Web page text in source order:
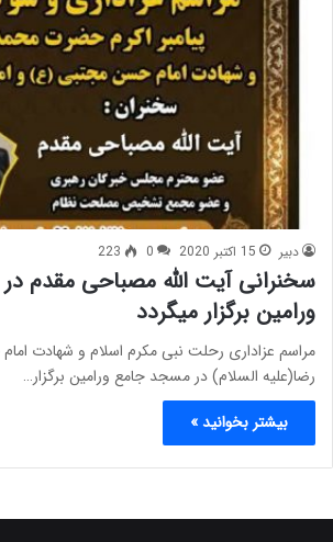
دبیر 15 اکتبر 2020 0
223
سخنرانی آیت الله مصباحی مقدم
ورامین برگزار میگردد
مراسم عزاداری رحلت نبی مکرم اسلام و شهادت
رضا(علیه السلام) در مسجد جامع ورامین برگزار…
بیشتر بخوانید »